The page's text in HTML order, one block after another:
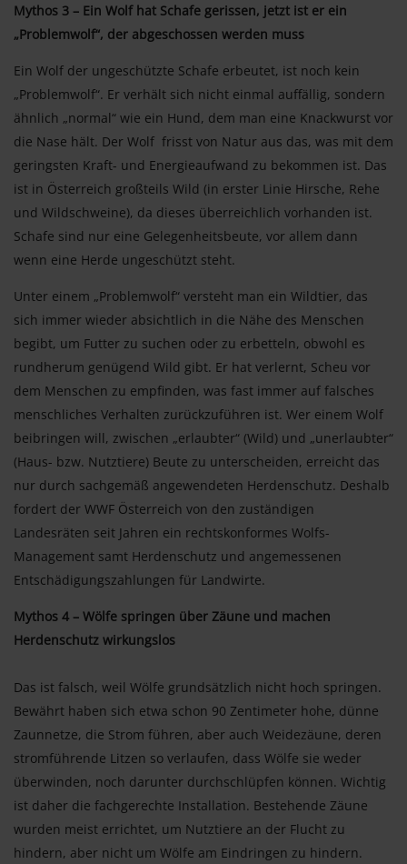
Mythos 3 – Ein Wolf hat Schafe gerissen, jetzt ist er ein
„Problemwolf“, der abgeschossen werden muss
Ein Wolf der ungeschützte Schafe erbeutet, ist noch kein
„Problemwolf“. Er verhält sich nicht einmal auffällig, sondern
ähnlich „normal“ wie ein Hund, dem man eine Knackwurst vor
die Nase hält. Der Wolf frisst von Natur aus das, was mit dem
geringsten Kraft- und Energieaufwand zu bekommen ist. Das
ist in Österreich großteils Wild (in erster Linie Hirsche, Rehe
und Wildschweine), da dieses überreichlich vorhanden ist.
Schafe sind nur eine Gelegenheitsbeute, vor allem dann
wenn eine Herde ungeschützt steht.
Unter einem „Problemwolf“ versteht man ein Wildtier, das
sich immer wieder absichtlich in die Nähe des Menschen
begibt, um Futter zu suchen oder zu erbetteln, obwohl es
rundherum genügend Wild gibt. Er hat verlernt, Scheu vor
dem Menschen zu empfinden, was fast immer auf falsches
menschliches Verhalten zurückzuführen ist. Wer einem Wolf
beibringen will, zwischen „erlaubter“ (Wild) und „unerlaubter“
(Haus- bzw. Nutztiere) Beute zu unterscheiden, erreicht das
nur durch sachgemäß angewendeten Herdenschutz. Deshalb
fordert der WWF Österreich von den zuständigen
Landesräten seit Jahren ein rechtskonformes Wolfs-
Management samt Herdenschutz und angemessenen
Entschädigungszahlungen für Landwirte.
Mythos 4 – Wölfe springen über Zäune und machen
Herdenschutz wirkungslos
Das ist falsch, weil Wölfe grundsätzlich nicht hoch springen.
Bewährt haben sich etwa schon 90 Zentimeter hohe, dünne
Zaunnetze, die Strom führen, aber auch Weidezäune, deren
stromführende Litzen so verlaufen, dass Wölfe sie weder
überwinden, noch darunter durchschlüpfen können. Wichtig
ist daher die fachgerechte Installation. Bestehende Zäune
wurden meist errichtet, um Nutztiere an der Flucht zu
hindern, aber nicht um Wölfe am Eindringen zu hindern.